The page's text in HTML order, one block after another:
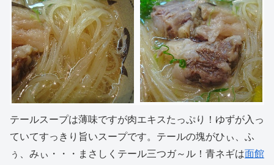
テールスープは薄味ですが肉エキスたっぷり！ゆずが入っ
ていてすっきり旨いスープです。テールの塊がひぃ、ふ
ぅ、みぃ・・・まさしくテール三つガ～ル！青ネギは面館